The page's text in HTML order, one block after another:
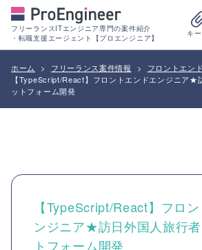
フリーランスITエンジニア専門の案件紹介
・転職支援エージェント【プロエンジニア】
キ
ホーム > フリーランス案件情報 > フロントエン
【TypeScript/React】フロントエンドエンジニア★
ットフォーム開発
【TypeScript/React】フロ
ンジニア★訪日外国人旅行
トフォーム開発